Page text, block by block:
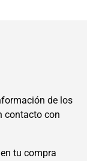
de los
contacto con
tu compra